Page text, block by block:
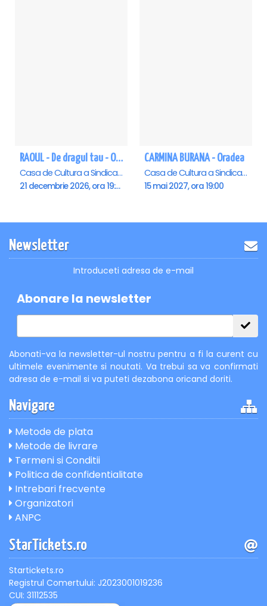
RAOUL - De dragul tau - Oradea
Casa de Cultura a Sindicatelor , Oradea
21 decembrie 2026, ora 19:00
CARMINA BURANA - Oradea
Casa de Cultura a Sindicatelor , Oradea
15 mai 2027, ora 19:00
Newsletter
Introduceti adresa de e-mail
Abonare la newsletter
Abonati-va la newsletter-ul nostru pentru a fi la curent cu
ultimele evenimente si noutati. Va trebui sa va confirmati
adresa de e-mail si va puteti dezabona oricand doriti.
Navigare
Metode de plata
Metode de livrare
Termeni si Conditii
Politica de confidentialitate
Intrebari frecvente
Organizatori
ANPC
StarTickets.ro
Startickets.ro
Registrul Comertului: J2023001019236
CUI: 31112535